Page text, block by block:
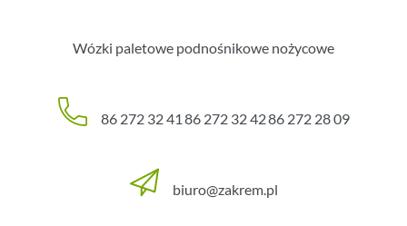
Wózki paletowe podnośnikowe nożycowe
86 272 32 41 86 272 32 4286 272 28 09
biuro@zakrem.pl